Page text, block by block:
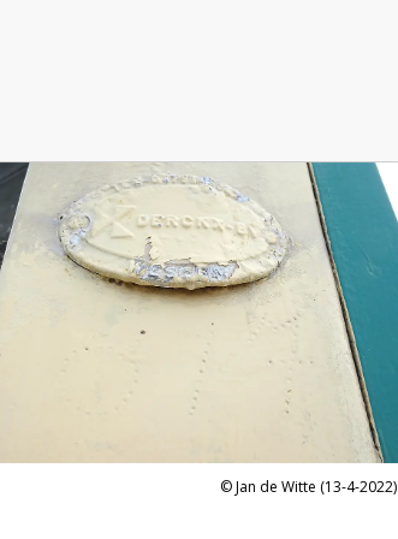
Jan de Witte (13-4-2022)